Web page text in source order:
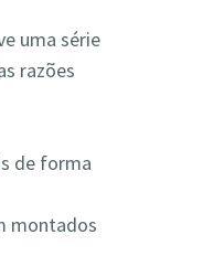
uma série
razões
de forma
montados